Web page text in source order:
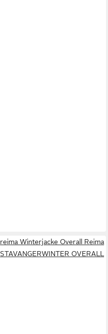
reima Winterjacke Overall Reima
STAVANGERWINTER OVERALL